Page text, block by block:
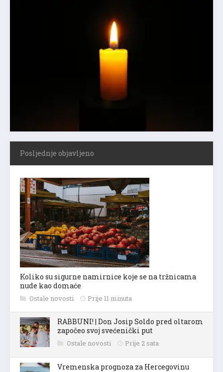
Posljednje objavljeno
Koliko su sigurne namirnice koje se na tržnicama
nude kao domaće
Ostale novosti Prije 11 minuta
RABBUNI! | Don Josip Soldo pred oltarom
započeo svoj svećenički put
Ostale novosti Prije 2 sata
Vremenska prognoza za Hercegovinu